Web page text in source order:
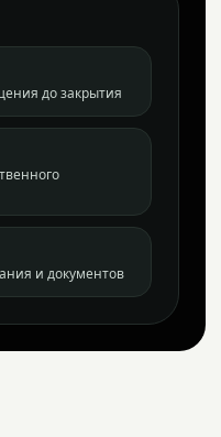
до закрытия
и документов